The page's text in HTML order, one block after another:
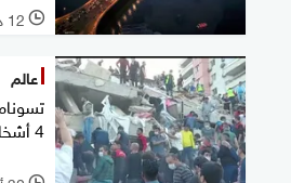
l 12 ديسمبر 2020
عالم
4 أشخاص